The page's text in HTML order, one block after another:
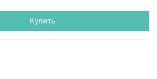
Купить